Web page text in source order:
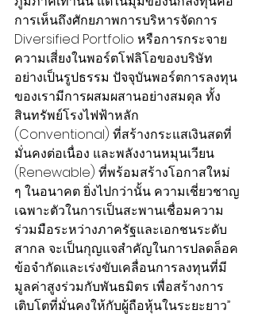
การเห็นถึงศักยภาพการบริหารจัดการ
Diversified Portfolio หรือการกระจาย
ความเสี่ยงในพอร์ตโฟลิโอของบริษัท
อย่างเป็นรูปธรรม ปัจจุบันพอร์ตการลงทุน
ของเรามีการผสมผสานอย่างสมดุล ทั้ง
สินทรัพย์โรงไฟฟ้าหลัก
(Conventional) ที่สร้างกระแสเงินสดที่
มั่นคงต่อเนื่อง และพลังงานหมุนเวียน
(Renewable) ที่พร้อมสร้างโอกาสใหม่
ๆ ในอนาคต ยิ่งไปกว่านั้น ความเชี่ยวชาญ
เฉพาะตัวในการเป็นสะพานเชื่อมความ
ร่วมมือระหว่างภาครัฐและเอกชนระดับ
สากล จะเป็นกุญแจสำคัญในการปลดล็อค
ข้อจำกัดและเร่งขับเคลื่อนการลงทุนที่มี
มูลค่าสูงร่วมกับพันธมิตร เพื่อสร้างการ
เติบโตที่มั่นคงให้กับผู้ถือหุ้นในระยะยาว”